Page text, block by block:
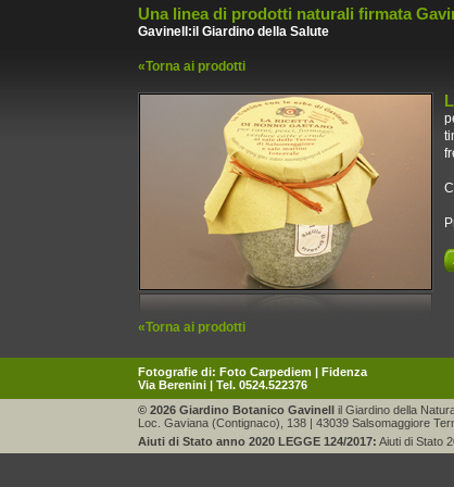
Una linea di prodotti naturali firmata
Gavinell:il Giardino della Salute
«Torna ai prodotti
«Torna ai prodotti
Fotografie di: Foto Carpediem | Fidenza
Via Berenini | Tel. 0524.522376
© 2026 Giardino Botanico Gavinell il Giardino della
Loc. Gaviana (Contignaco), 138 | 43039 Salsomaggiore
Aiuti di Stato anno 2020 LEGGE 124/2017: Aiuti di Stato